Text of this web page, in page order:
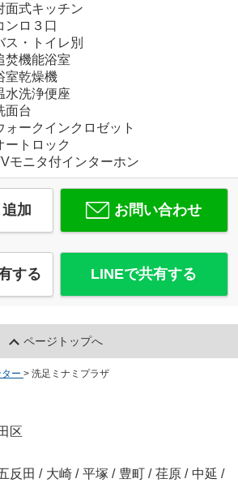
面式キッチン
ンロ３口
ス・トイレ別
焚機能浴室
室乾燥機
水洗浄便座
面台
ォークインクロゼット
ートロック
モニタ付インターホン
加 お問い合わせ
する LINEで共有する
ページトップへ
ー > 洗足ミナミプラザ
区
反田 / 大崎 / 平塚 / 豊町 / 荏原 / 中延 /